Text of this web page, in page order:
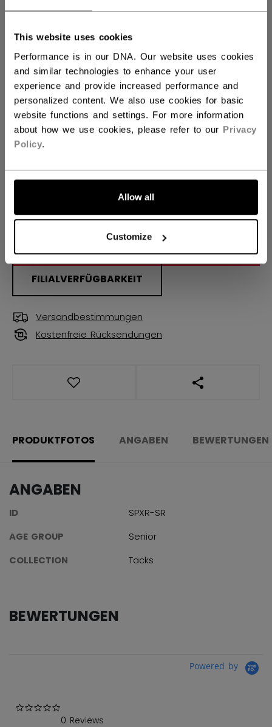
This website uses cookies
Performance is in our DNA. Our website uses cookies
and similar technologies to enhance your user
experience and provide increased performance and
personalized content. We also use cookies for basic
website functions and settings. For more information
about how we use cookies, please refer to our Privacy
Policy.
Allow all
Customize
SENIOR
JUNIOR 144,90 €
GRÖSSE GRÖSSE FINDEN
FILIALVERFÜGBARKEIT
Versandbestimmungen
Kostenfreie Rücksendungen
LINKS ZUM
PRODUKTFOTOS ANGABEN BEWERTUNGEN
ANGABEN
ID
SPXR-SR
AGE GROUP
Senior
COLLECTION
Tacks
BEWERTUNGEN
Powered by
0 Reviews